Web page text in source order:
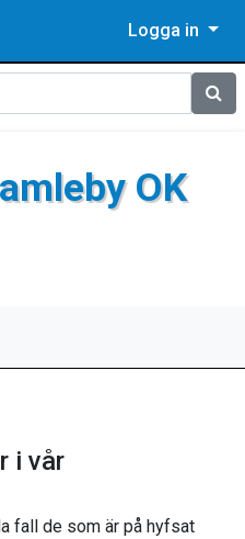
Logga in
Sök
OK
i vår
fall de som är på hyfsat